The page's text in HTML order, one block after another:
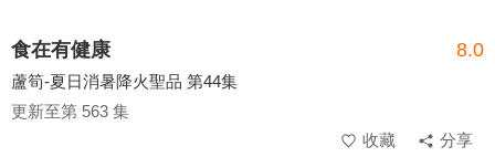
食在有健康 8.0
蘆筍-夏日消暑降火聖品 第44集
更新至第 563 集
收藏
分享